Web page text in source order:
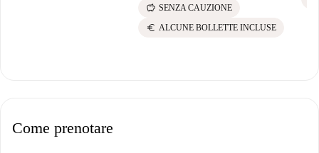
savings SENZA CAUZIONE
euro ALCUNE BOLLETTE INCLUSE
Come prenotare